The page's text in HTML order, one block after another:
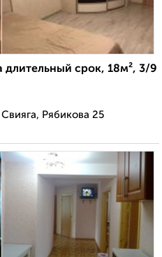
длительный срок, 18м², 3/9
Рябикова 25